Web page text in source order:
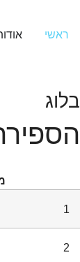
ראשי
בלוג​
1
2